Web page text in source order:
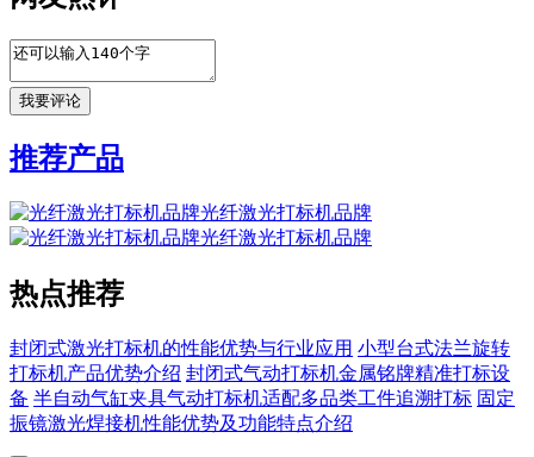
推荐产品
光纤激光打标机品牌
光纤激光打标机品牌
热点推荐
封闭式激光打标机的性能优势与行业应用 小型台式法兰旋转
打标机产品优势介绍 封闭式气动打标机金属铭牌精准打标设
备 半自动气缸夹具气动打标机适配多品类工件追溯打标 固定
振镜激光焊接机性能优势及功能特点介绍